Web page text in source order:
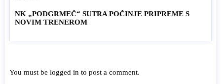
NK „PODGRMEČ“ SUTRA POČINJE PRIPREME S
NOVIM TRENEROM
You must be logged in to post a comment.